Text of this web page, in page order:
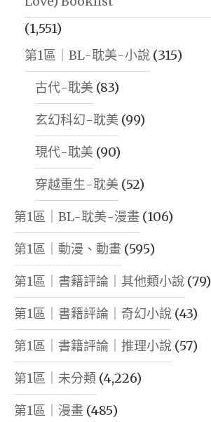
(1,551)
第1區｜BL-耽美-小說 (315)
古代-耽美 (83)
玄幻科幻-耽美 (99)
現代-耽美 (90)
穿越重生-耽美 (52)
第1區｜BL-耽美-漫畫 (106)
第1區｜動漫、動畫 (595)
第1區｜書籍評論｜其他類小說 (79)
第1區｜書籍評論｜奇幻小說 (43)
第1區｜書籍評論｜推理小說 (57)
第1區｜未分類 (4,226)
第1區｜漫畫 (485)